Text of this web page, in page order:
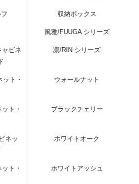
収納ボックス
風雅/FUUGA シリーズ
ャビネ
凛/RIN シリーズ
ト・
ウォールナット
ト・
ブラックチェリー
ネッ
ホワイトオーク
ト・
ホワイトアッシュ